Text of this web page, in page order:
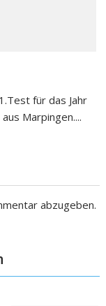
für das Jahr
Marpingen....
abzugeben.